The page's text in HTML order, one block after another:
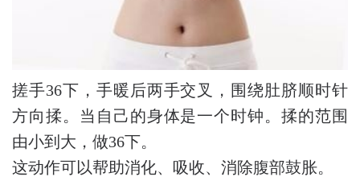
搓手36下，手暖后两手交叉，围绕肚脐顺时针
方向揉。当自己的身体是一个时钟。揉的范围
由小到大，做36下。
这动作可以帮助消化、吸收、消除腹部鼓胀。